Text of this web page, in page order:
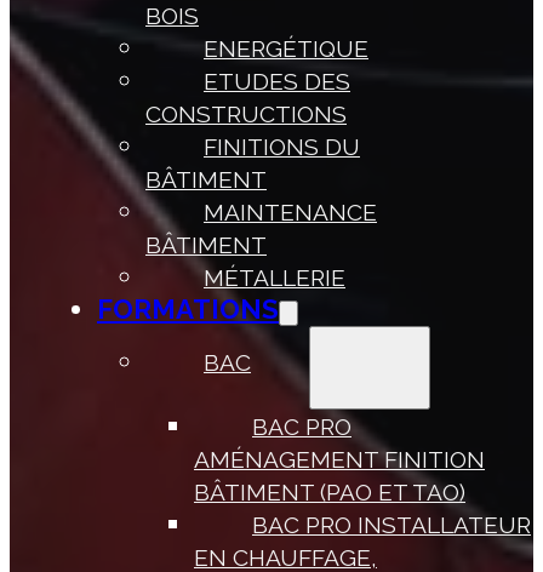
BOIS
ENERGÉTIQUE
ETUDES DES
CONSTRUCTIONS
FINITIONS DU
BÂTIMENT
MAINTENANCE
BÂTIMENT
MÉTALLERIE
FORMATIONS
BAC
BAC PRO
AMÉNAGEMENT FINITION
BÂTIMENT (PAO ET TAO)
BAC PRO INSTALLATEUR
EN CHAUFFAGE,